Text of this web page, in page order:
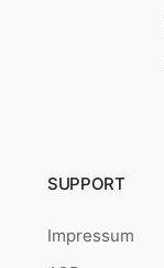
SUPPORT
Impressum